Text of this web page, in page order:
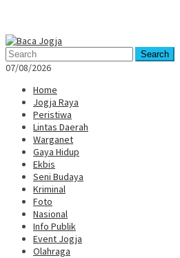
Mobile
Menu
Search
07/08/2026
Home
Jogja Raya
Peristiwa
Lintas Daerah
Warganet
Gaya Hidup
Ekbis
Seni Budaya
Kriminal
Foto
Nasional
Info Publik
Event Jogja
Olahraga